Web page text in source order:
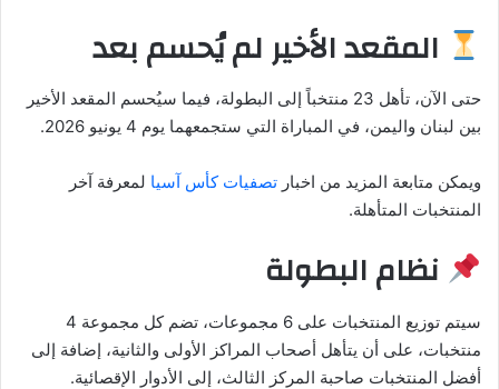
المقعد الأخير لم يُحسم بعد
حتى الآن، تأهل 23 منتخباً إلى البطولة، فيما سيُحسم المقعد الأخير
بين لبنان واليمن، في المباراة التي ستجمعهما يوم 4 يونيو 2026.
ويمكن متابعة المزيد من اخبار تصفيات كأس آسيا لمعرفة آخر
المنتخبات المتأهلة.
نظام البطولة
سيتم توزيع المنتخبات على 6 مجموعات، تضم كل مجموعة 4
منتخبات، على أن يتأهل أصحاب المراكز الأولى والثانية، إضافة إلى
أفضل المنتخبات صاحبة المركز الثالث، إلى الأدوار الإقصائية.